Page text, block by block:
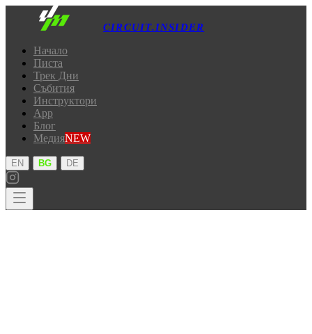
CIRCUIT.INSIDER
Начало
Писта
Трек Дни
Събития
Инструктори
App
Блог
МедияNEW
EN BG DE